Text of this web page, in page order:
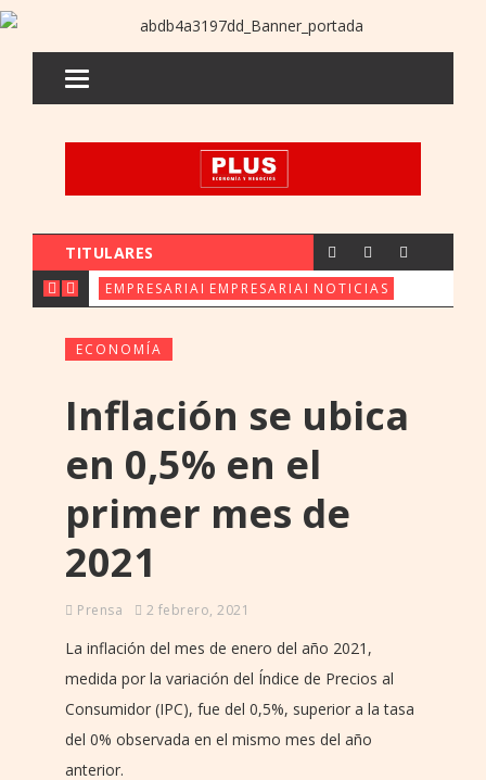
TITULARES
EMPRESARIALES CX & INNOVATION CONGRESS
EMPRESARIALES FERIA ORE: UENO
NOTICIAS
ECONOMÍA
Inflación se ubica
en 0,5% en el
primer mes de
2021
Prensa 2 febrero, 2021
La inflación del mes de enero del año 2021,
medida por la variación del Índice de Precios al
Consumidor (IPC), fue del 0,5%, superior a la tasa
del 0% observada en el mismo mes del año
anterior.